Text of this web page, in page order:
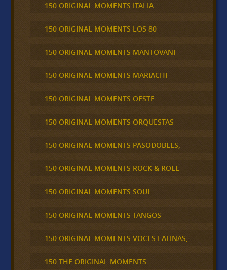
150 ORIGINAL MOMENTS ITALIA
150 ORIGINAL MOMENTS LOS 80
150 ORIGINAL MOMENTS MANTOVANI
150 ORIGINAL MOMENTS MARIACHI
150 ORIGINAL MOMENTS OESTE
150 ORIGINAL MOMENTS ORQUESTAS
150 ORIGINAL MOMENTS PASODOBLES,
150 ORIGINAL MOMENTS ROCK & ROLL
150 ORIGINAL MOMENTS SOUL
150 ORIGINAL MOMENTS TANGOS
150 ORIGINAL MOMENTS VOCES LATINAS,
150 THE ORIGINAL MOMENTS